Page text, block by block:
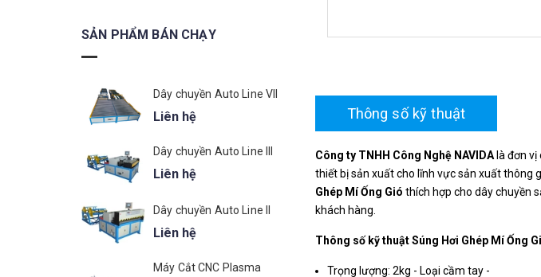
Thông số kỹ thuật
Công ty TNHH Công Nghệ NAVIDAlà đơn vị
thiết bị sản xuất cho lĩnh vực sản xuất thông
Ghép Mí Ống Gió thích hợp cho dây chuyền
khách hàng.
Thông số kỹ thuậtSúng Hơi Ghép Mí Ống
Trọng lượng: 2kg - Loại cầm tay -
SẢN PHẨM BÁN CHẠY
Dây chuyền Auto Line VII
Liên hệ
Dây chuyền Auto Line III
Liên hệ
Dây chuyền Auto Line II
Liên hệ
Máy Cắt CNC Plasma